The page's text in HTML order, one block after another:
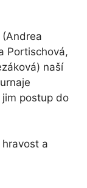
(Andrea
Portischová,
naší
jim postup do
a